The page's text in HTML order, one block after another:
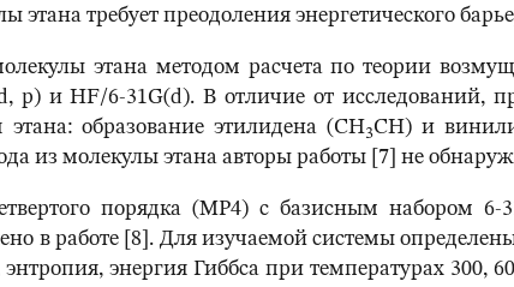
требует преодоления энергетического
этана методом расчета по теории
и HF/6-31G(d). В отличие от исследований,
образование этилидена (СH3СН) и
из молекулы этана авторы работы [7] не
порядка (MP4) с базисным набором
в работе [8]. Для изучаемой системы
энергия Гиббса при температурах 300,